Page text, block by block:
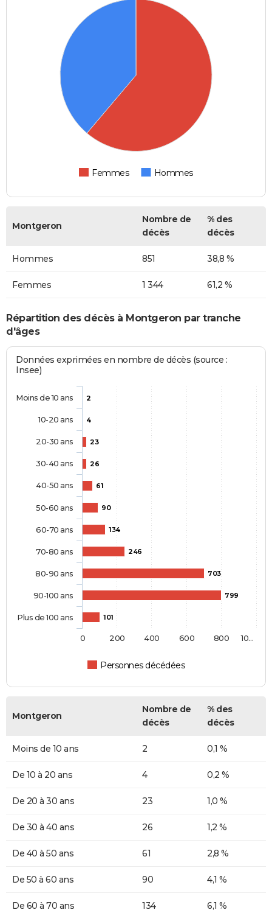
Femmes Hommes
Montgeron
Nombre de
décès
% des
décès
Hommes 851 38,8 %
Femmes 1 344 61,2 %
Répartition des décès à Montgeron par tranche
d'âges
Données exprimées en nombre de décès (source :
Insee)
2
4
23
26
61
90
134
246
703
799
101
Personnes décédées
Moins de 10 ans
10-20 ans
20-30 ans
30-40 ans
40-50 ans
50-60 ans
60-70 ans
70-80 ans
80-90 ans
90-100 ans
Plus de 100 ans
0 200 400 600 800 10…
Montgeron
Nombre de
décès
% des
décès
Moins de 10 ans 2 0,1 %
De 10 à 20 ans 4 0,2 %
De 20 à 30 ans 23 1,0 %
De 30 à 40 ans 26 1,2 %
De 40 à 50 ans 61 2,8 %
De 50 à 60 ans 90 4,1 %
De 60 à 70 ans 134 6,1 %